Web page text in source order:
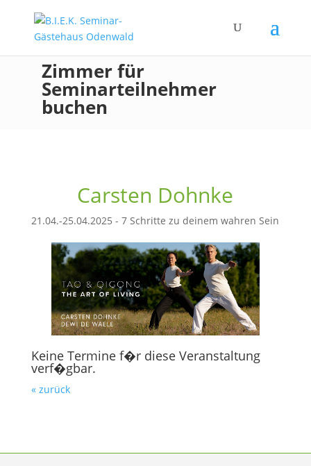
Zimmer für
Seminarteilnehmer
buchen
Carsten Dohnke
21.04.-25.04.2025 - 7 Schritte zu deinem wahren Sein
Keine Termine f�r diese Veranstaltung
verf�gbar.
« zurück